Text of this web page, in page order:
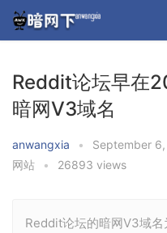
Reddit论坛早在
暗网V3域名
anwangxia • September
网站
• 26893 views
Reddit论坛的暗网V3域名